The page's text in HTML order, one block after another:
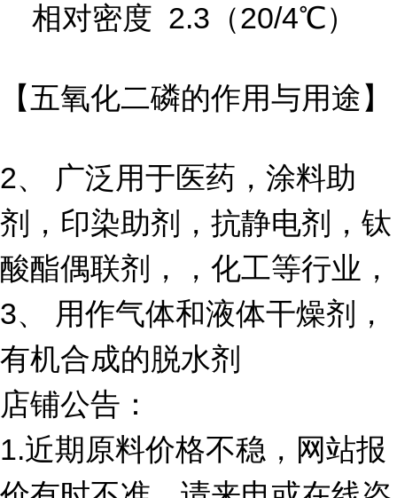
相对密度 2.3（20/4℃）
【五氧化二磷的作用与用途】
2、 广泛用于医药，涂料助
剂，印染助剂，抗静电剂，钛
酸酯偶联剂，，化工等行业，
3、 用作气体和液体干燥剂，
有机合成的脱水剂
店铺公告：
1.近期原料价格不稳，网站报